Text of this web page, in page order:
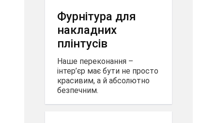
Фурнітура для
накладних
плінтусів
Наше переконання –
інтер’єр має бути не просто
красивим, а й абсолютно
безпечним.